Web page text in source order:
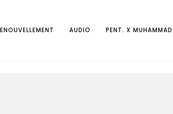
AUDIO PENT. X MUHAMMAD